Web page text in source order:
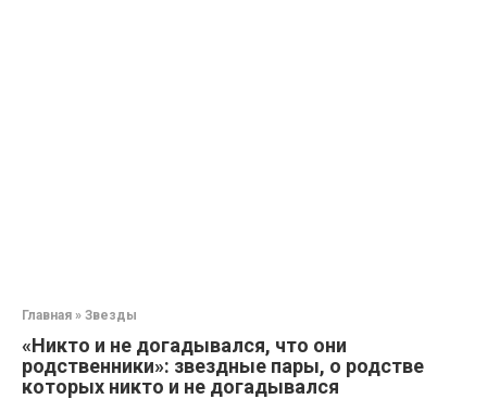
Главная » Звезды
«Никто и не догадывался, что они
родственники»: звездные пары, о родстве
которых никто и не догадывался